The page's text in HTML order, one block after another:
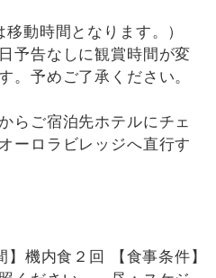
動時間となります。）
予告なしに観賞時間が変
。予めご了承ください。
らご宿泊先ホテルにチェ
ーロラビレッジへ直行す
】機内食２回 【食事条件】